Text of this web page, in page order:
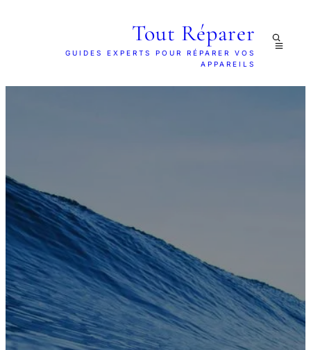
Tout Réparer
GUIDES EXPERTS POUR RÉPARER VOS
APPAREILS